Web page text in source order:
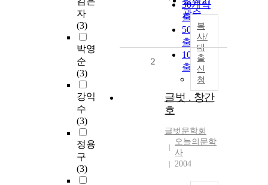
자
(3)
박영
순
(3)
강익
수
(3)
정용
구
(3)
관순
30개씩
출력
50개씩
출력
100개씩
출력
복
사/
대
출
신
청
2
글벗 . 창간
호
글벗문학회
오늘의문학
사
2004